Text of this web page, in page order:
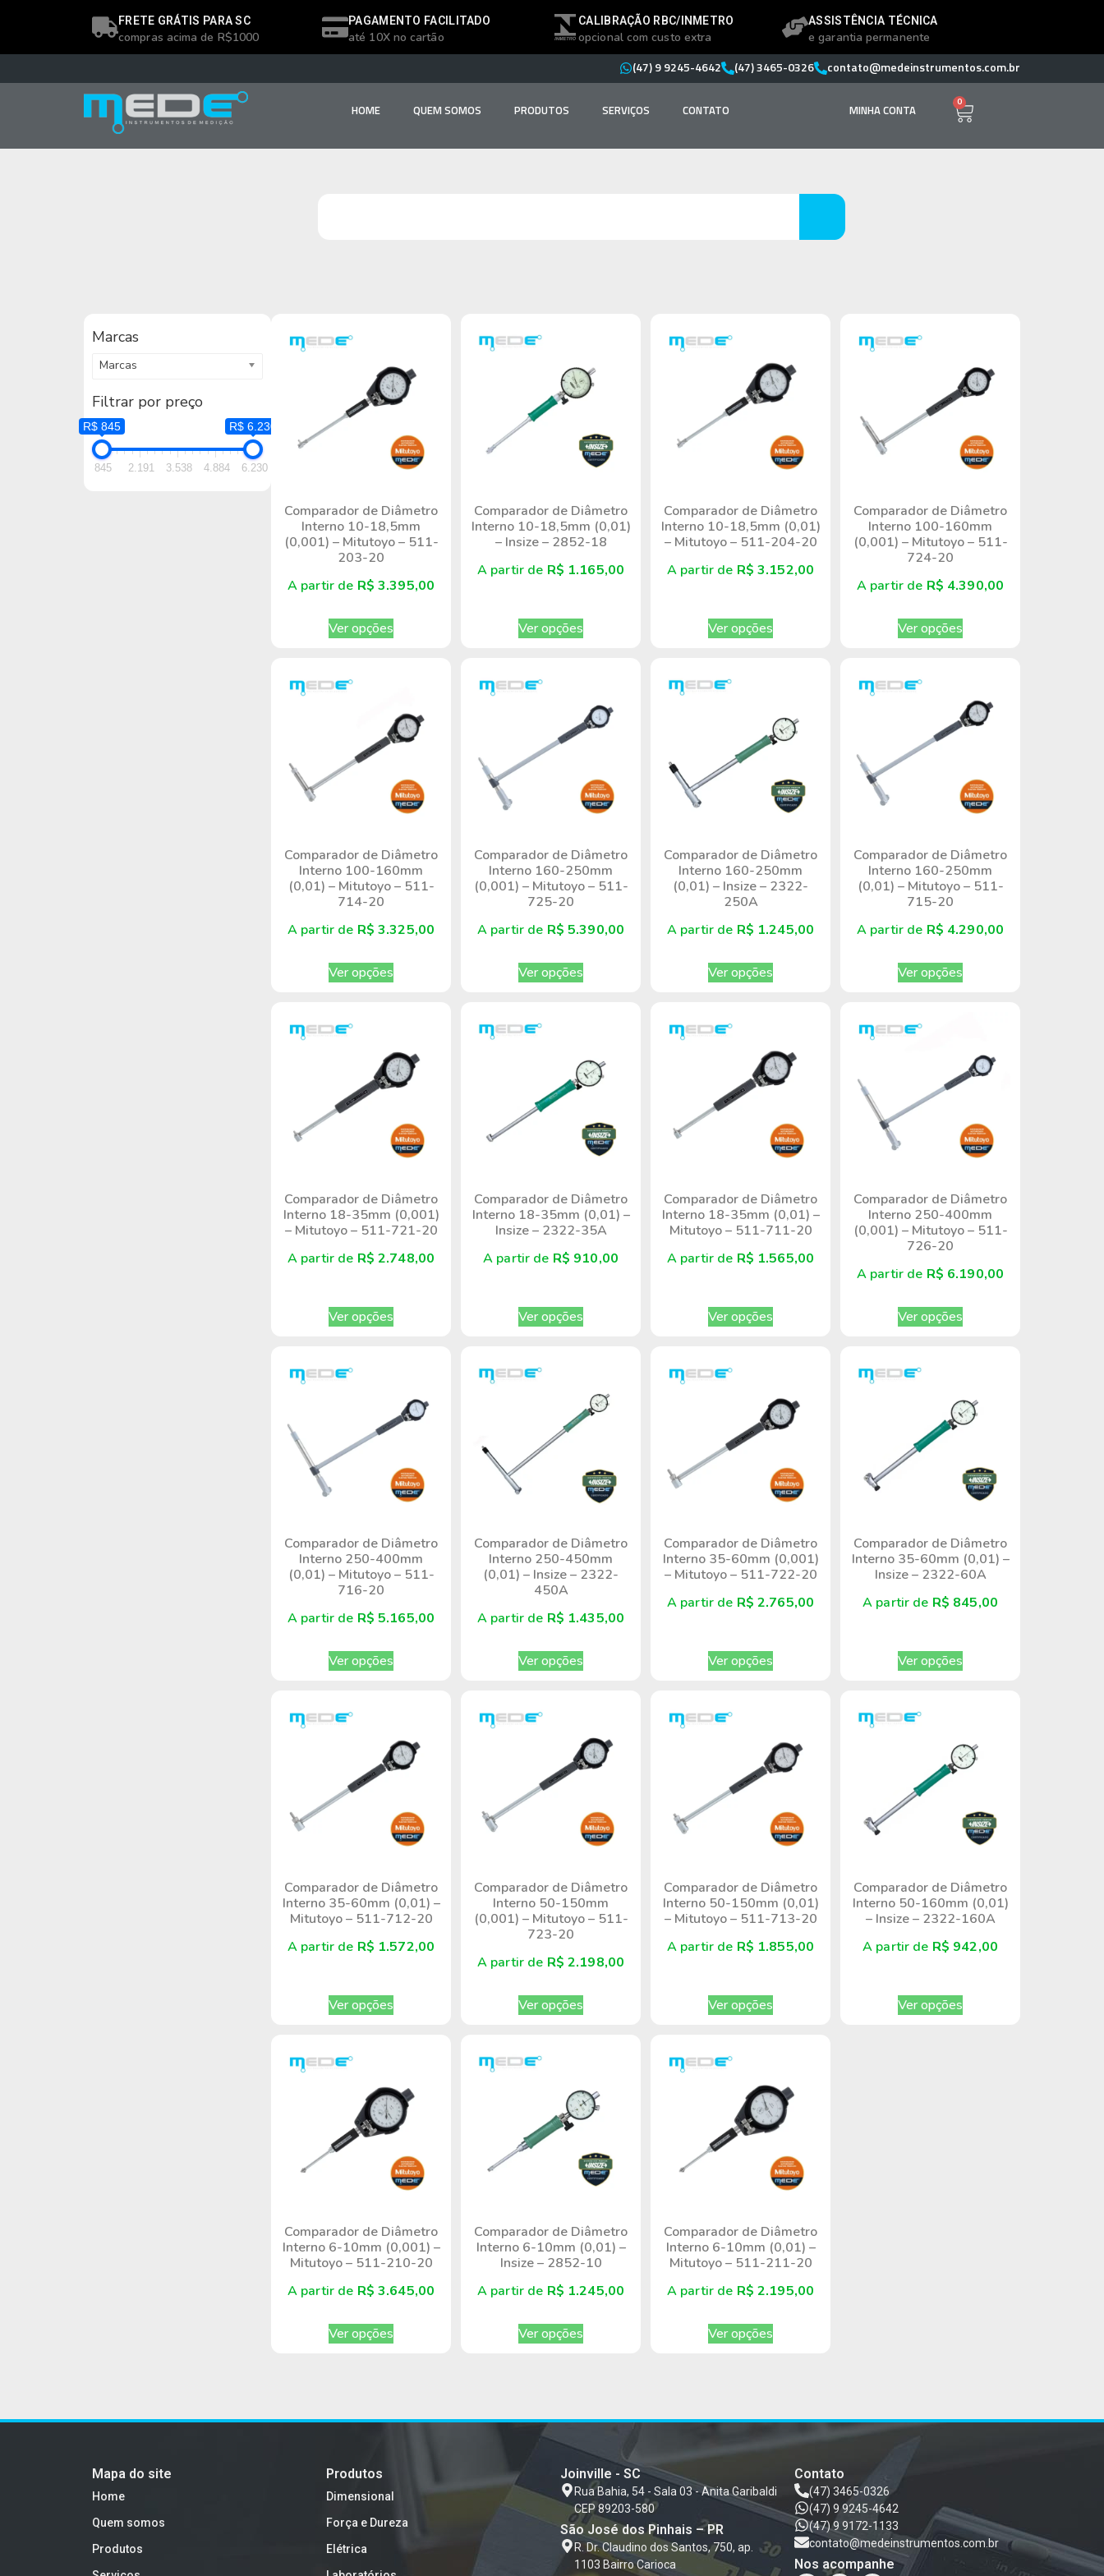
FRETE GRÁTIS PARA SC
compras acima de R$1000
PAGAMENTO FACILITADO
até 10X no cartão
CALIBRAÇÃO RBC/INMETRO
opcional com custo extra
ASSISTÊNCIA TÉCNICA
e garantia permanente
(47) 9 9245-4642 (47) 3465-0326 contato@medeinstrumentos.com.br
HOME QUEM SOMOS PRODUTOS SERVIÇOS CONTATO MINHA CONTA 0
Marcas
Marcas
Filtrar por preço
R$ 845 R$ 6.230
845 2.191 3.538 4.884 6.230
Comparador de Diâmetro
Interno 10-18,5mm
(0,001) – Mitutoyo – 511-
203-20
A partir de R$ 3.395,00
Ver opções
Comparador de Diâmetro
Interno 10-18,5mm (0,01)
– Insize – 2852-18
A partir de R$ 1.165,00
Ver opções
Comparador de Diâmetro
Interno 10-18,5mm (0,01)
– Mitutoyo – 511-204-20
A partir de R$ 3.152,00
Ver opções
Comparador de Diâmetro
Interno 100-160mm
(0,001) – Mitutoyo – 511-
724-20
A partir de R$ 4.390,00
Ver opções
Comparador de Diâmetro
Interno 100-160mm
(0,01) – Mitutoyo – 511-
714-20
A partir de R$ 3.325,00
Ver opções
Comparador de Diâmetro
Interno 160-250mm
(0,001) – Mitutoyo – 511-
725-20
A partir de R$ 5.390,00
Ver opções
Comparador de Diâmetro
Interno 160-250mm
(0,01) – Insize – 2322-
250A
A partir de R$ 1.245,00
Ver opções
Comparador de Diâmetro
Interno 160-250mm
(0,01) – Mitutoyo – 511-
715-20
A partir de R$ 4.290,00
Ver opções
Comparador de Diâmetro
Interno 18-35mm (0,001)
– Mitutoyo – 511-721-20
A partir de R$ 2.748,00
Ver opções
Comparador de Diâmetro
Interno 18-35mm (0,01) –
Insize – 2322-35A
A partir de R$ 910,00
Ver opções
Comparador de Diâmetro
Interno 18-35mm (0,01) –
Mitutoyo – 511-711-20
A partir de R$ 1.565,00
Ver opções
Comparador de Diâmetro
Interno 250-400mm
(0,001) – Mitutoyo – 511-
726-20
A partir de R$ 6.190,00
Ver opções
Comparador de Diâmetro
Interno 250-400mm
(0,01) – Mitutoyo – 511-
716-20
A partir de R$ 5.165,00
Ver opções
Comparador de Diâmetro
Interno 250-450mm
(0,01) – Insize – 2322-
450A
A partir de R$ 1.435,00
Ver opções
Comparador de Diâmetro
Interno 35-60mm (0,001)
– Mitutoyo – 511-722-20
A partir de R$ 2.765,00
Ver opções
Comparador de Diâmetro
Interno 35-60mm (0,01) –
Insize – 2322-60A
A partir de R$ 845,00
Ver opções
Comparador de Diâmetro
Interno 35-60mm (0,01) –
Mitutoyo – 511-712-20
A partir de R$ 1.572,00
Ver opções
Comparador de Diâmetro
Interno 50-150mm
(0,001) – Mitutoyo – 511-
723-20
A partir de R$ 2.198,00
Ver opções
Comparador de Diâmetro
Interno 50-150mm (0,01)
– Mitutoyo – 511-713-20
A partir de R$ 1.855,00
Ver opções
Comparador de Diâmetro
Interno 50-160mm (0,01)
– Insize – 2322-160A
A partir de R$ 942,00
Ver opções
Comparador de Diâmetro
Interno 6-10mm (0,001) –
Mitutoyo – 511-210-20
A partir de R$ 3.645,00
Ver opções
Comparador de Diâmetro
Interno 6-10mm (0,01) –
Insize – 2852-10
A partir de R$ 1.245,00
Ver opções
Comparador de Diâmetro
Interno 6-10mm (0,01) –
Mitutoyo – 511-211-20
A partir de R$ 2.195,00
Ver opções
Mapa do site
Home
Quem somos
Produtos
Produtos
Dimensional
Força e Dureza
Elétrica
Joinville - SC
Rua Bahia, 54 - Sala 03 - Anita Garibaldi
CEP 89203-580
São José dos Pinhais – PR
R. Dr. Claudino dos Santos, 750, ap.
1103 Bairro Carioca
Contato
(47) 3465-0326
(47) 9 9245-4642
(47) 9 9172-1133
contato@medeinstrumentos.com.br
Nos acompanhe